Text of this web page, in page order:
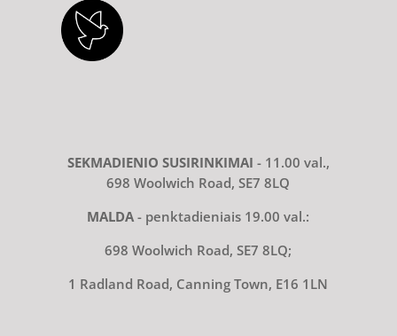
SEKMADIENIO SUSIRINKIMAI - 11.00 val.,
698 Woolwich Road, SE7 8LQ
MALDA- penktadieniais 19.00 val.:
698 Woolwich Road, SE7 8LQ;
1 Radland Road, Canning Town, E16 1LN